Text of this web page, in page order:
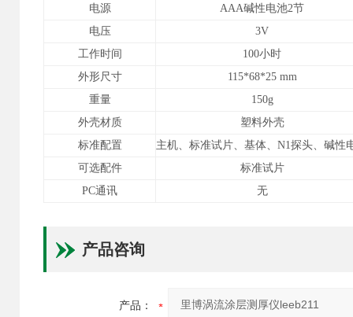
电源
AAA碱性电池2节
电压
3V
工作时间
100小时
外形尺寸
115*68*25 mm
重量
150g
外壳材质
塑料外壳
标准配置
主机、标准试片、基体、N1探头、碱性
可选配件
标准试片
PC通讯 无
产品咨询
产品：